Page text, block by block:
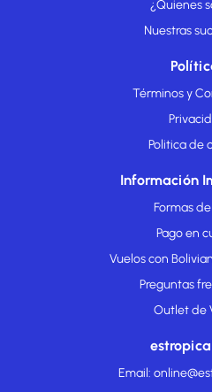
¿Quienes
Nuestras
Términos y
Politica de
Información
Formas
Pago en
Vuelos con
Preguntas
Outlet de
Email: